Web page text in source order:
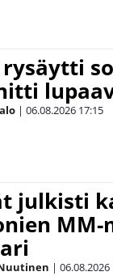
rysäytti
| 06.08.2026 17:15
julkisti
| 06.08.2026